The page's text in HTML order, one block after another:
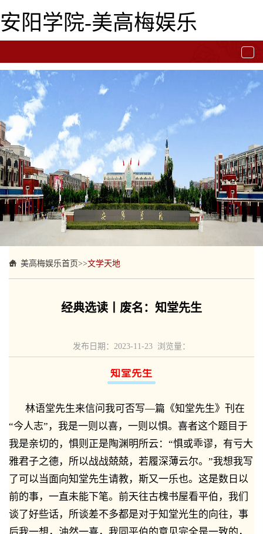
安阳学院-美高梅娱乐
美高梅娱乐首页>>文学天地
经典选读丨废名：知堂先生
发布日期：2023-11-23 浏览量：
知堂先生
林语堂先生来信问我可否写—篇《知堂先生》刊在
“今人志”，我是一则以喜，一则以惧。喜者这个题目于
我是亲切的，惧则正是陶渊明所云：“惧或乖谬，有亏大
雅君子之德，所以战战兢兢，若履深薄云尔。”我想我写
了可以当面向知堂先生请教，斯又一乐也。这是数日以
前的事，一直未能下笔。前天往古槐书屋看平伯，我们
谈了好些话，所谈差不多都是对于知堂光生的向往，事